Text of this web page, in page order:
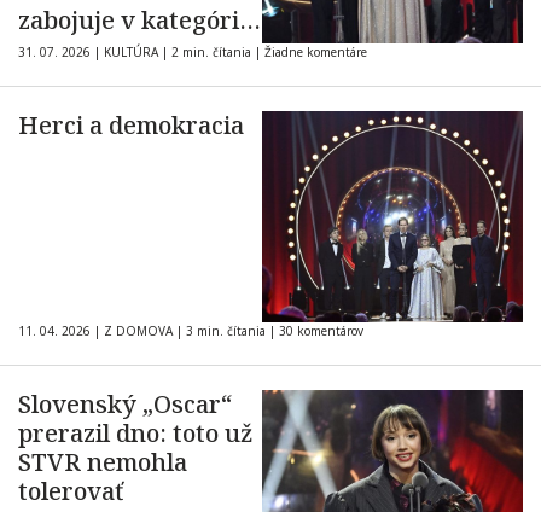
zabojuje v kategórii
Najlepší
medzinárodný film
31. 07. 2026 | KULTÚRA | 2 min. čítania | Žiadne komentáre
Herci a demokracia
11. 04. 2026 | Z DOMOVA | 3 min. čítania | 30 komentárov
Slovenský „Oscar“
prerazil dno: toto už
STVR nemohla
tolerovať